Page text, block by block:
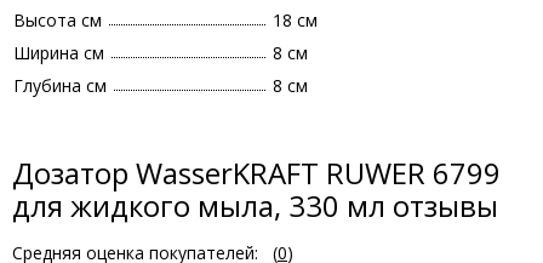
Высота см
18 см
Ширина см
8 см
Глубина см
8 см
Дозатор WasserKRAFT RUWER 6799
для жидкого мыла, 330 мл отзывы
Средняя оценка покупателей: (0)